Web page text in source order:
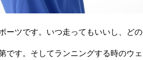
ーツです。いつ走ってもいいし、ど
です。そしてランニングする時のウ